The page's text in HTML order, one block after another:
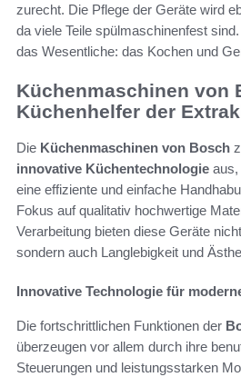
zurecht. Die Pflege der Geräte wird
da viele Teile spülmaschinenfest
das Wesentliche: das Kochen und
Küchenmaschinen von
Küchenhelfer der
Die Küchenmaschinen von Bosch
innovative Küchentechnologie aus,
eine effiziente und einfache
Fokus auf qualitativ hochwertige
Verarbeitung bieten diese Geräte
sondern auch Langlebigkeit und
Innovative Technologie für
Die fortschrittlichen Funktionen der
überzeugen vor allem durch ihre
Steuerungen und leistungsstarken